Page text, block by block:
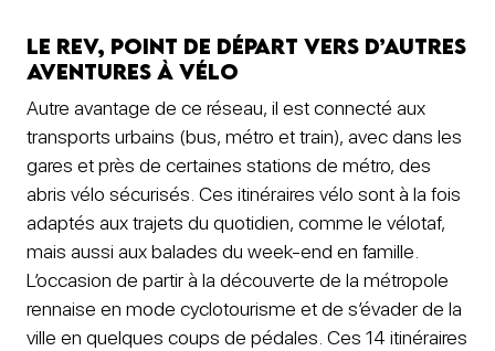
Le REV, point de départ vers d’autres
aventures à vélo
Autre avantage de ce réseau, il est connecté aux
transports urbains (bus, métro et train), avec dans les
gares et près de certaines stations de métro, des
abris vélo sécurisés. Ces itinéraires vélo sont à la fois
adaptés aux trajets du quotidien, comme le vélotaf,
mais aussi aux balades du week-end en famille.
L’occasion de partir à la découverte de la métropole
rennaise en mode cyclotourisme et de s’évader de la
ville en quelques coups de pédales. Ces 14 itinéraires